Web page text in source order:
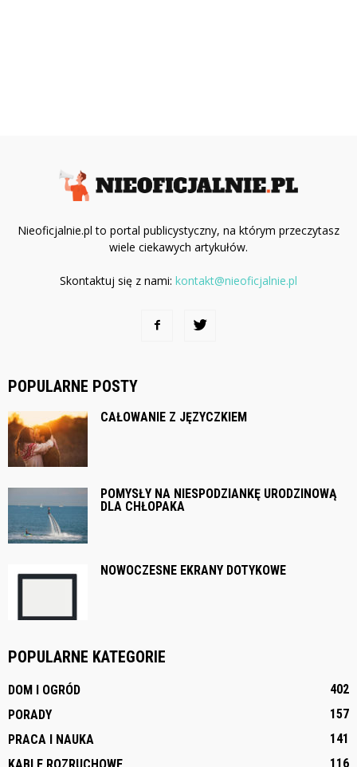
Nieoficjalnie.pl to portal publicystyczny, na którym przeczytasz
wiele ciekawych artykułów.
Skontaktuj się z nami: kontakt@nieoficjalnie.pl
POPULARNE POSTY
CAŁOWANIE Z JĘZYCZKIEM
POMYSŁY NA NIESPODZIANKĘ URODZINOWĄ
DLA CHŁOPAKA
NOWOCZESNE EKRANY DOTYKOWE
POPULARNE KATEGORIE
DOM I OGRÓD
402
PORADY
157
PRACA I NAUKA
141
116